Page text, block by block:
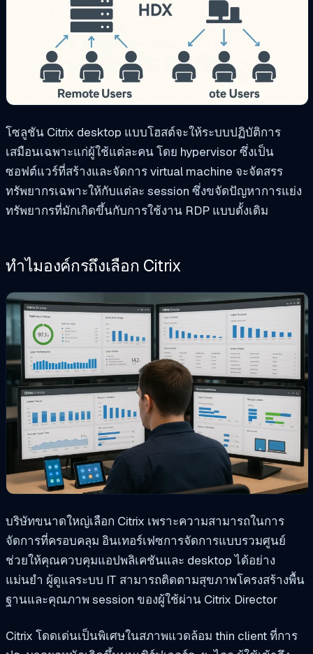
โซลูชัน Citrix desktop แบบโฮสต์จะให้ระบบปฏิบัติการ
เสมือนเฉพาะแก่ผู้ใช้แต่ละคน โดย hypervisor ซึ่งเป็น
ซอฟต์แวร์ที่สร้างและจัดการ virtual machine จะจัดสรร
ทรัพยากรเฉพาะให้กับแต่ละ session ซึ่งขจัดปัญหาการแย่ง
ทรัพยากรที่มักเกิดขึ้นกับการใช้งาน RDP แบบดั้งเดิม
ทำไมองค์กรถึงเลือก Citrix
บริษัทขนาดใหญ่เลือก Citrix เพราะความสามารถในการ
จัดการที่ครอบคลุม อินเทอร์เฟซการจัดการแบบรวมศูนย์
ช่วยให้คุณควบคุมแอปพลิเคชันและ desktop ได้อย่าง
แม่นยำ ผู้ดูแลระบบ IT สามารถติดตามสุขภาพโครงสร้างพื้น
ฐานและคุณภาพ session ของผู้ใช้ผ่าน Citrix Director
Citrix โดดเด่นเป็นพิเศษในสภาพแวดล้อม thin client ที่การ